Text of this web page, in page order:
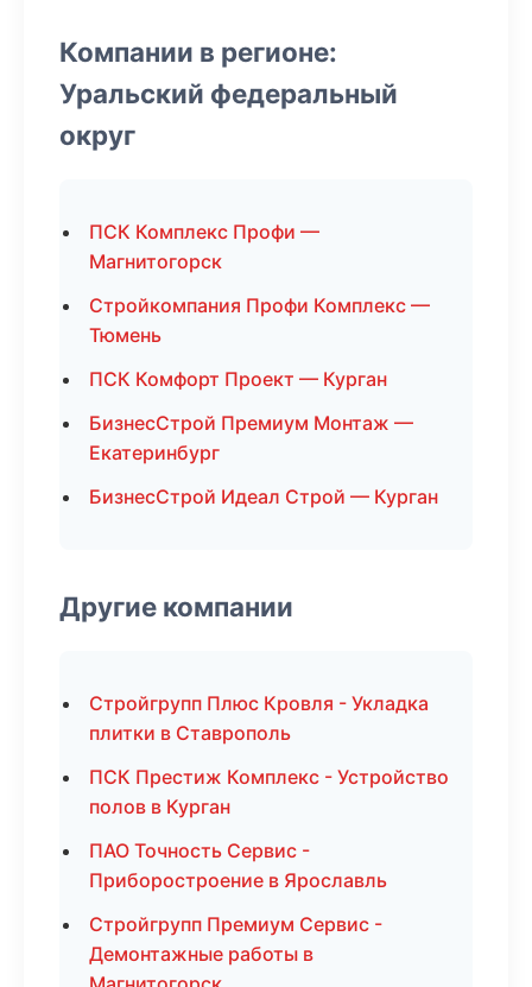
Компании в регионе:
Уральский федеральный
округ
ПСК Комплекс Профи —
Магнитогорск
Стройкомпания Профи Комплекс —
Тюмень
ПСК Комфорт Проект — Курган
БизнесСтрой Премиум Монтаж —
Екатеринбург
БизнесСтрой Идеал Строй — Курган
Другие компании
Стройгрупп Плюс Кровля - Укладка
плитки в Ставрополь
ПСК Престиж Комплекс - Устройство
полов в Курган
ПАО Точность Сервис -
Приборостроение в Ярославль
Стройгрупп Премиум Сервис -
Демонтажные работы в